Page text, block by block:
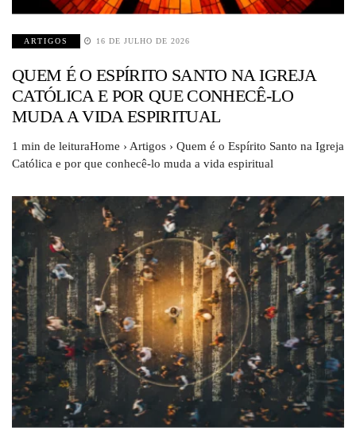
ARTIGOS 16 DE JULHO DE 2026
QUEM É O ESPÍRITO SANTO NA IGREJA
CATÓLICA E POR QUE CONHECÊ-LO
MUDA A VIDA ESPIRITUAL
1 min de leituraHome › Artigos › Quem é o Espírito Santo na Igreja
Católica e por que conhecê-lo muda a vida espiritual